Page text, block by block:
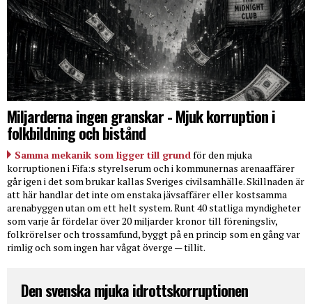
Miljarderna ingen granskar - Mjuk korruption i
folkbildning och bistånd
Samma mekanik som ligger till grund för den mjuka
korruptionen i Fifa:s styrelserum och i kommunernas arenaaffärer
går igen i det som brukar kallas Sveriges civilsamhälle. Skillnaden är
att här handlar det inte om enstaka jävsaffärer eller kostsamma
arenabyggen utan om ett helt system. Runt 40 statliga myndigheter
som varje år fördelar över 20 miljarder kronor till föreningsliv,
folkrörelser och trossamfund, byggt på en princip som en gång var
rimlig och som ingen har vågat överge — tillit.
Den svenska mjuka idrottskorruptionen